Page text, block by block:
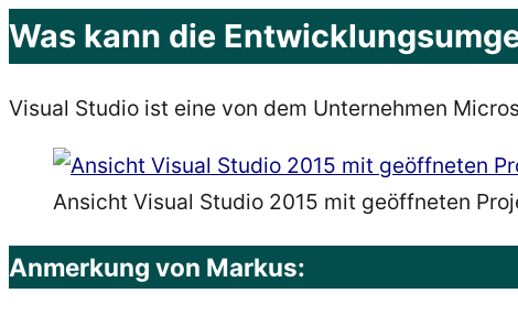
Was kann die
Visual Studio ist eine von dem Unternehmen
Ansicht Visual Studio 2015 mit geöffneten
Anmerkung von Markus: